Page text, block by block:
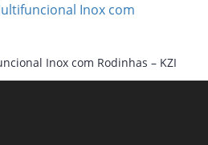
Inox com Rodinhas – KZI